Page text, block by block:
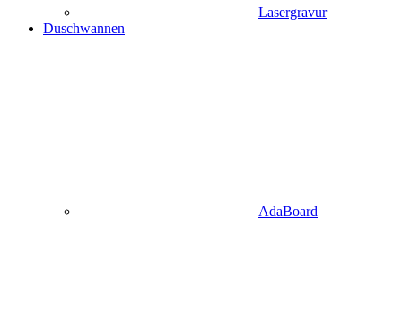
Lasergravur
Duschwannen
AdaBoard